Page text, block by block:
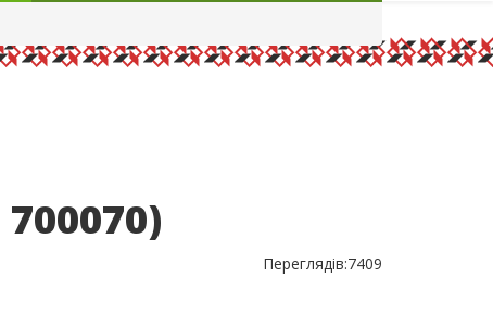
700070)
Переглядів:7409